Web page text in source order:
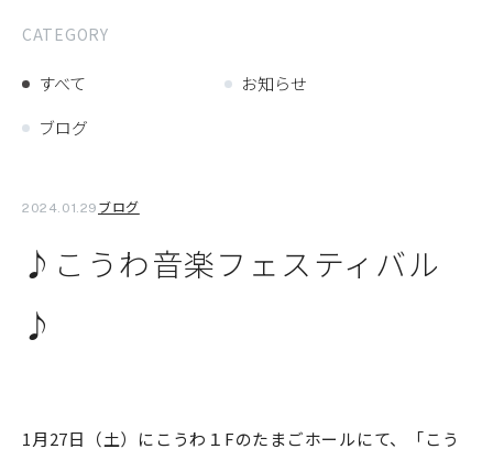
CATEGORY
すべて
お知らせ
ブログ
2024.01.29 ブログ
♪こうわ音楽フェスティバル
♪
1月27日（土）にこうわ１Fのたまごホールにて、「こう